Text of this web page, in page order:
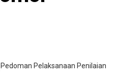
Pelaksanaan Penilaian